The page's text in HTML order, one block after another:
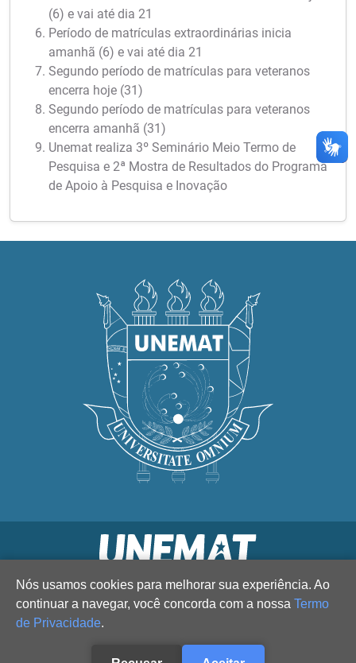
(6) e vai até dia 21
Período de matrículas extraordinárias inicia
amanhã (6) e vai até dia 21
Segundo período de matrículas para veteranos
encerra hoje (31)
Segundo período de matrículas para veteranos
encerra amanhã (31)
Unemat realiza 3º Seminário Meio Termo de
Pesquisa e 2ª Mostra de Resultados do Programa
de Apoio à Pesquisa e Inovação
Nós usamos cookies para melhorar sua experiência. Ao
continuar a navegar, você concorda com a nossa Termo
de Privacidade.